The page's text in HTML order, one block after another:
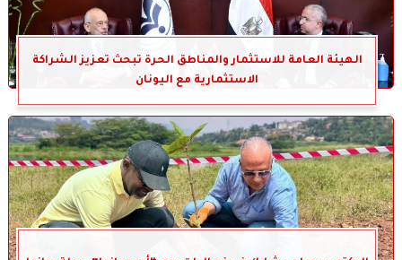
الهيئة العامة للاستثمار والمناطق الحرة تبحث تعزيز الشراكة
الاستثمارية مع اليونان